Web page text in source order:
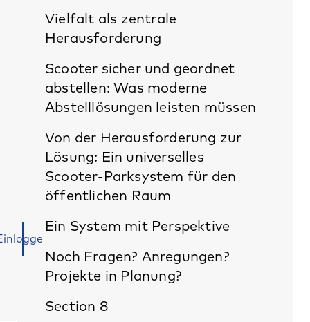
Vielfalt als zentrale
Herausforderung
Scooter sicher und geordnet
abstellen: Was moderne
Abstelllösungen leisten müssen
Von der Herausforderung zur
Lösung: Ein universelles
Scooter-Parksystem für den
öffentlichen Raum
Ein System mit Perspektive
Noch Fragen? Anregungen?
Projekte in Planung?
Section 8